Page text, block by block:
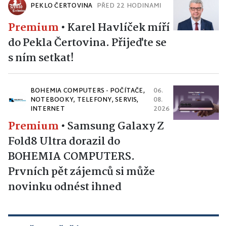
PEKLO ČERTOVINA PŘED 22 HODINAMI
Premium • Karel Havlíček míří
do Pekla Čertovina. Přijeďte se
s ním setkat!
BOHEMIA COMPUTERS - POČÍTAČE,
NOTEBOOKY, TELEFONY, SERVIS,
INTERNET
06.
08.
2026
Premium • Samsung Galaxy Z
Fold8 Ultra dorazil do
BOHEMIA COMPUTERS.
Prvních pět zájemců si může
novinku odnést ihned